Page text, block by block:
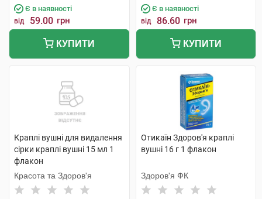
Є в наявності
від 59.00 грн
КУПИТИ
Є в наявності
від 86.60 грн
КУПИТИ
Краплі вушні для видалення
сірки краплі вушні 15 мл 1
флакон
Красота та Здоров'я
Отикаїн Здоров'я краплі
вушні 16 г 1 флакон
Здоров'я ФК